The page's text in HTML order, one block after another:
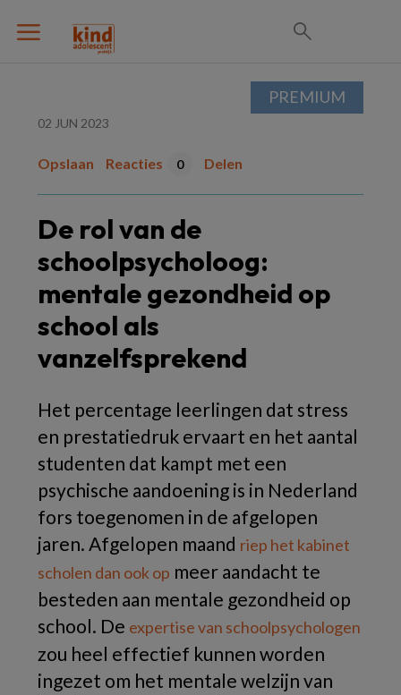
02 JUN 2023
Opslaan Reacties 0 Delen
De rol van de
schoolpsycholoog:
mentale gezondheid op
school als
vanzelfsprekend
Het percentage leerlingen dat stress
en prestatiedruk ervaart en het aantal
studenten dat kampt met een
psychische aandoening is in Nederland
fors toegenomen in de afgelopen
jaren. Afgelopen maand riep het kabinet
scholen dan ook op meer aandacht te
besteden aan mentale gezondheid op
school. De expertise van schoolpsychologen
zou heel effectief kunnen worden
ingezet om het mentale welzijn van
PREMIUM